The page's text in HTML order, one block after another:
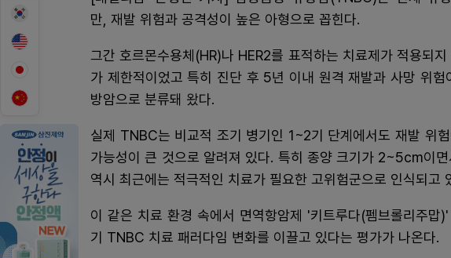
만, 재발 위험과 공격성이 높은 아형으로 꼽힌다.
그간 호르몬수용체(HR)나 HER2를 표적하는 치료제가 적용되
가 제한적이었고 특히 진단 후 5년 이내 원격 재발과 사망 위
방암으로 분류돼 왔다.
실제 TNBC는 비교적 조기 병기인 1~2기 단계에서도 재발 위
가능성이 큰 것으로 알려져 있다. 특히 종양 크기가 2~5cm이
역시 최근에는 적극적인 치료가 필요한 고위험군으로 인식되고
이 같은 치료 환경 속에서 면역항암제 '키트루다(펨브롤리주맙
기 TNBC 치료 패러다임 변화를 이끌고 있다는 평가가 나온다.